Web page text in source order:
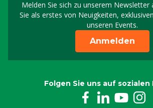
Melden Sie sich zu unserem Newsletter
Sie als erstes von Neuigkeiten,
unseren Events.
Melden
Anmelden
Folgen Sie uns auf sozialen